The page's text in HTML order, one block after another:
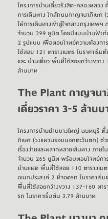
โครงการบ้านเดี่ยวรังสิต-คลองหลวง
การเดินทาง ใกล้ถนนกาญจนาภิเษก
ให้การเดินทางเข้าสู่ใจกลางกรุงเทพ
จำนวน 299 ยูนิต โดยมีแบบบ้านฟัง
2 รูปแบบ เพื่อตอบโจทย์ความต้องก
ใช้สอย 121 ตารางเมตร ในราคาเริ่
และ บ้านเดี่ยว พื้นที่ใช้สอยกว้างขวาง
ล้านบาท
The Plant กาญจน
เดี่ยวราคา 3-5 ล้านบ
โครงการบ้านย่านบางใหญ่ นนทบุรี ตั้
ภิเษก (วงแหวนรอบนอกตะวันตก) ช่ว
เรื่องง่ายและหลากหลายเส้นทาง ภา
บ้านแฝด พื้นที่ใช้สอย 110 ตารางเ
อเนกประสงค์ 2 ที่จอดรถ ในราคาเริ่
พื้นที่ใช้สอยกว้างขวาง 137-160 ต
รถ ในราคาเริ่มต้น 3.79 ล้านบาท